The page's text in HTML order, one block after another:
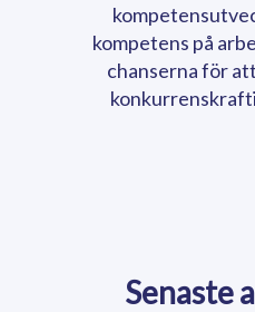
kompetens på
chanserna för
Senaste